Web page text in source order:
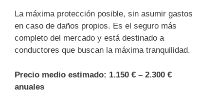
La máxima protección posible, sin asumir gastos
en caso de daños propios. Es el seguro más
completo del mercado y está destinado a
conductores que buscan la máxima tranquilidad.
Precio medio estimado: 1.150 € – 2.300 €
anuales